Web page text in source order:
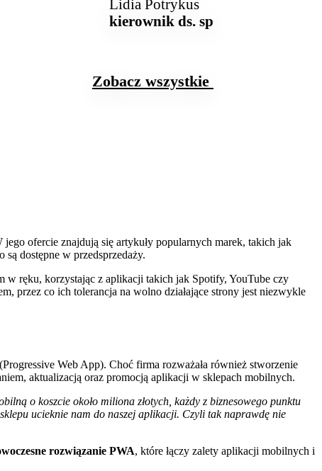
Lidia Potrykus
kierownik ds. sprzedaży
Zobacz wszystkie opinie
ofercie znajdują się artykuły popularnych marek, takich jak
dostępne w przedsprzedaży.
w ręku, korzystając z aplikacji takich jak Spotify, YouTube czy
przez co ich tolerancja na wolno działające strony jest niezwykle
Web App). Choć firma rozważała również stworzenie
aktualizacją oraz promocją aplikacji w sklepach mobilnych.
o koszcie około miliona złotych, każdy z biznesowego punktu
ucieknie nam do naszej aplikacji. Czyli tak naprawdę nie
rozwiązanie PWA, które łączy zalety aplikacji mobilnych i